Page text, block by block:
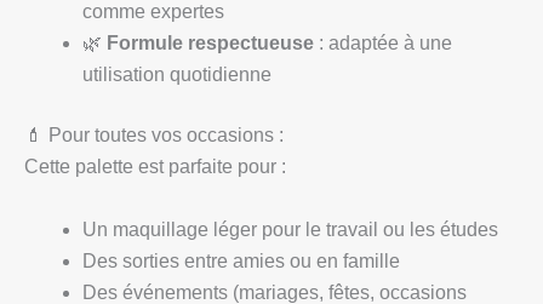
comme expertes
🌿 Formule respectueuse : adaptée à une
utilisation quotidienne
💄 Pour toutes vos occasions :
Cette palette est parfaite pour :
Un maquillage léger pour le travail ou les études
Des sorties entre amies ou en famille
Des événements (mariages, fêtes, occasions